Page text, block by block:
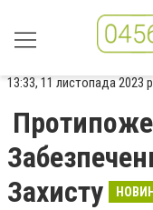
13:33, 11 листопада 2023
Захисту